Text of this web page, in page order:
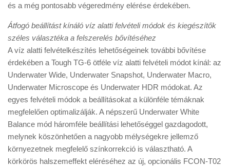
és a még pontosabb végeredmény elérése érdekében.
Átfogó beállítást kínáló víz alatti felvételi módok és kiegészítők
széles választéka a felszerelés bővítéséhez
A víz alatti felvételkészítés lehetőségeinek további bővítése
érdekében a Tough TG-6 ötféle víz alatti felvételi módot kínál: az
Underwater Wide, Underwater Snapshot, Underwater Macro,
Underwater Microscope és Underwater HDR módokat. Az
egyes felvételi módok a beállításokat a különféle témáknak
megfelelően optimalizálják. A népszerű Underwater White
Balance mód háromféle beállítási lehetőséggel gazdagodott,
melynek köszönhetően a nagyobb mélységekre jellemző
környezetnek megfelelő színkorrekció is választható. A
körkörös halszemeffekt eléréséhez az új, opcionális FCON-T02